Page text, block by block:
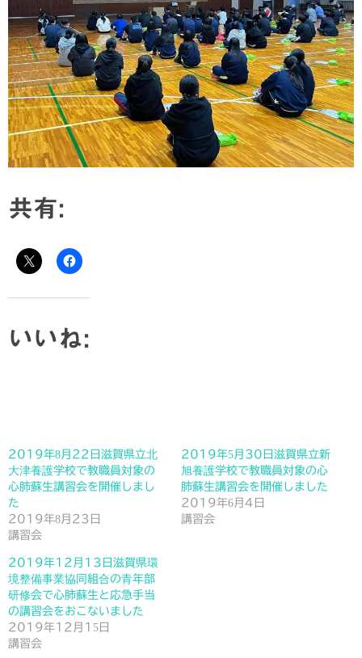
共有:
いいね:
2019年8月22日滋賀県立北
大津養護学校で教職員対象の
心肺蘇生講習会を開催しまし
た
2019年8月23日
講習会
2019年5月30日滋賀県立新
旭養護学校で教職員対象の心
肺蘇生講習会を開催しました
2019年6月4日
講習会
2019年12月13日滋賀県環
境整備事業協同組合の青年部
研修会で心肺蘇生と応急手当
の講習会をおこないました
2019年12月15日
講習会